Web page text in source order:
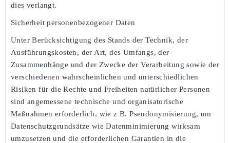
dies verlangt.
Sicherheit personenbezogener Daten
Unter Berücksichtigung des Stands der Technik, der
Ausführungskosten, der Art, des Umfangs, der
Zusammenhänge und der Zwecke der Verarbeitung sowie der
verschiedenen wahrscheinlichen und unterschiedlichen
Risiken für die Rechte und Freiheiten natürlicher Personen
sind angemessene technische und organisatorische
Maßnahmen erforderlich, wie z B. Pseudonymisierung, um
Datenschutzgrundsätze wie Datenminimierung wirksam
umzusetzen und die erforderlichen Garantien in die